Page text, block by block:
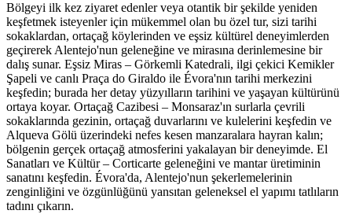
Bölgeyi ilk kez ziyaret edenler veya otantik bir şekilde yeniden
keşfetmek isteyenler için mükemmel olan bu özel tur, sizi tarihi
sokaklardan, ortaçağ köylerinden ve eşsiz kültürel deneyimlerden
geçirerek Alentejo'nun geleneğine ve mirasına derinlemesine bir
dalış sunar. Eşsiz Miras – Görkemli Katedrali, ilgi çekici Kemikler
Şapeli ve canlı Praça do Giraldo ile Évora'nın tarihi merkezini
keşfedin; burada her detay yüzyılların tarihini ve yaşayan kültürünü
ortaya koyar. Ortaçağ Cazibesi – Monsaraz'ın surlarla çevrili
sokaklarında gezinin, ortaçağ duvarlarını ve kulelerini keşfedin ve
Alqueva Gölü üzerindeki nefes kesen manzaralara hayran kalın;
bölgenin gerçek ortaçağ atmosferini yakalayan bir deneyimde. El
Sanatları ve Kültür – Corticarte geleneğini ve mantar üretiminin
sanatını keşfedin. Évora'da, Alentejo'nun şekerlemelerinin
zenginliğini ve özgünlüğünü yansıtan geleneksel el yapımı tatlıların
tadını çıkarın.